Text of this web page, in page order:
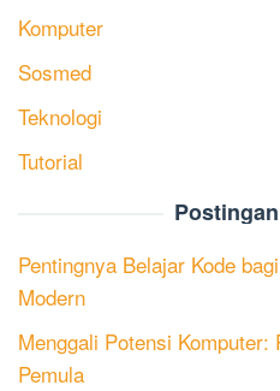
Komputer
Sosmed
Teknologi
Tutorial
Pentingnya Belajar Kode
Modern
Menggali Potensi Komputer:
Pemula